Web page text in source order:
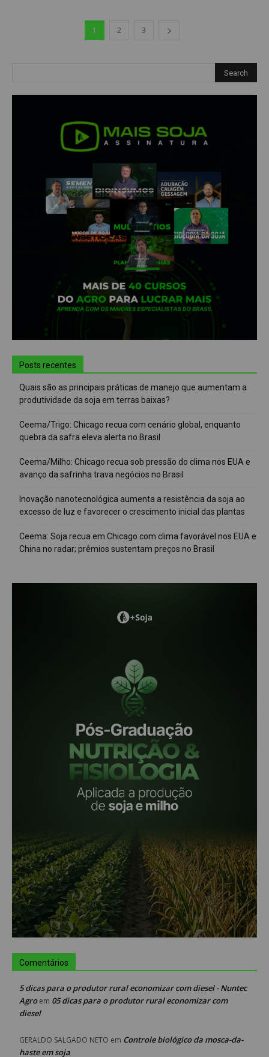
1 2 3
Posts recentes
Quais são as principais práticas de manejo que aumentam a
produtividade da soja em terras baixas?
Ceema/Trigo: Chicago recua com cenário global, enquanto
quebra da safra eleva alerta no Brasil
Ceema/Milho: Chicago recua sob pressão do clima nos EUA e
avanço da safrinha trava negócios no Brasil
Inovação nanotecnológica aumenta a resistência da soja ao
excesso de luz e favorecer o crescimento inicial das plantas
Ceema: Soja recua em Chicago com clima favorável nos EUA e
China no radar; prêmios sustentam preços no Brasil
Comentários
5 dicas para o produtor rural economizar com diesel - Nuntec
Agroem 05 dicas para o produtor rural economizar com
diesel
GERALDO SALGADO NETO em Controle biológico da mosca-da-
haste em soja